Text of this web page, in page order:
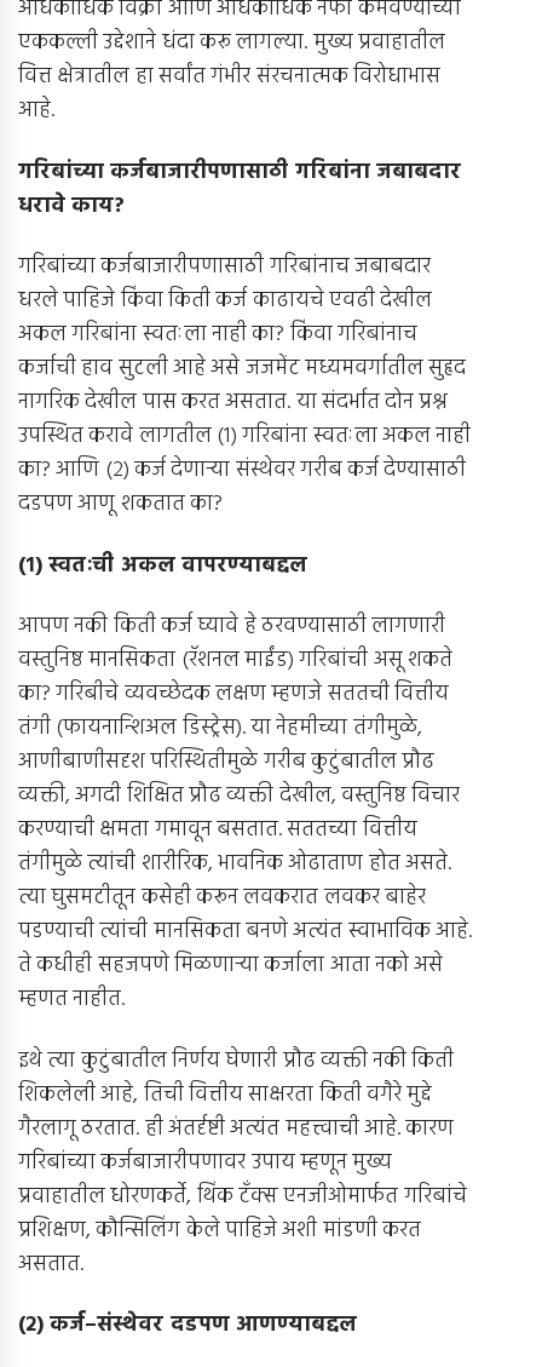
अधिकाधिक विक्री आणि अधिकाधिक नफा कमवण्याच्या
एककल्ली उद्देशाने धंदा करू लागल्या. मुख्य प्रवाहातील
वित्त क्षेत्रातील हा सर्वांत गंभीर संरचनात्मक विरोधाभास
आहे.
गरिबांच्या कर्जबाजारीपणासाठी गरिबांना जबाबदार
धरावे काय?
गरिबांच्या कर्जबाजारीपणासाठी गरिबांनाच जबाबदार
धरले पाहिजे किंवा किती कर्ज काढायचे एवढी देखील
अकल गरिबांना स्वतःला नाही का? किंवा गरिबांनाच
कर्जाची हाव सुटली आहे असे जजमेंट मध्यमवर्गातील सुहृद
नागरिक देखील पास करत असतात. या संदर्भात दोन प्रश्न
उपस्थित करावे लागतील (१) गरिबांना स्वतःला अकल नाही
का? आणि (२) कर्ज देणार्‍या संस्थेवर गरीब कर्ज देण्यासाठी
दडपण आणू शकतात का?
(१)स्वतःची अकल वापरण्याबद्दल
आपण नकी किती कर्ज घ्यावे हे ठरवण्यासाठी लागणारी
वस्तुनिष्ठ मानसिकता (रॅशनल माईंड) गरिबांची असू शकते
का? गरिबीचे व्यवच्छेदक लक्षण म्हणजे सततची वित्तीय
तंगी (फायनान्शिअल डिस्ट्रेस). या नेहमीच्या तंगीमुळे,
आणीबाणीसदृश परिस्थितीमुळे गरीब कुटुंबातील प्रौढ
व्यक्ती, अगदी शिक्षित प्रौढ व्यक्ती देखील, वस्तुनिष्ठ विचार
करण्याची क्षमता गमावून बसतात. सततच्या वित्तीय
तंगीमुळे त्यांची शारीरिक, भावनिक ओढाताण होत असते.
त्या घुसमटीतून कसेही करून लवकरात लवकर बाहेर
पडण्याची त्यांची मानसिकता बनणे अत्यंत स्वाभाविक आहे.
ते कधीही सहजपणे मिळणार्‍या कर्जाला आता नको असे
म्हणत नाहीत.
इथे त्या कुटुंबातील निर्णय घेणारी प्रौढ व्यक्ती नकी किती
शिकलेली आहे, तिची वित्तीय साक्षरता किती वगैरे मुद्दे
गैरलागू ठरतात. ही अंतर्दृष्टी अत्यंत महत्त्वाची आहे. कारण
गरिबांच्या कर्जबाजारीपणावर उपाय म्हणून मुख्य
प्रवाहातील धोरणकर्ते, थिंक टँक्स एनजीओमार्फत गरिबांचे
प्रशिक्षण, कौन्सिलिंग केले पाहिजे अशी मांडणी करत
असतात.
(२)कर्ज–संस्थेवर दडपण आणण्याबद्दल